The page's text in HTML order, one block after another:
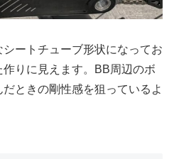
ートチューブ形状になってお
りに見えます。BB周辺のボ
ときの剛性感を狙っているよ